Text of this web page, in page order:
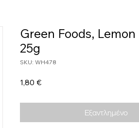
Green Foods,
25g
SKU: WH478
1,80 €Τιμή
Εξαντλημένο